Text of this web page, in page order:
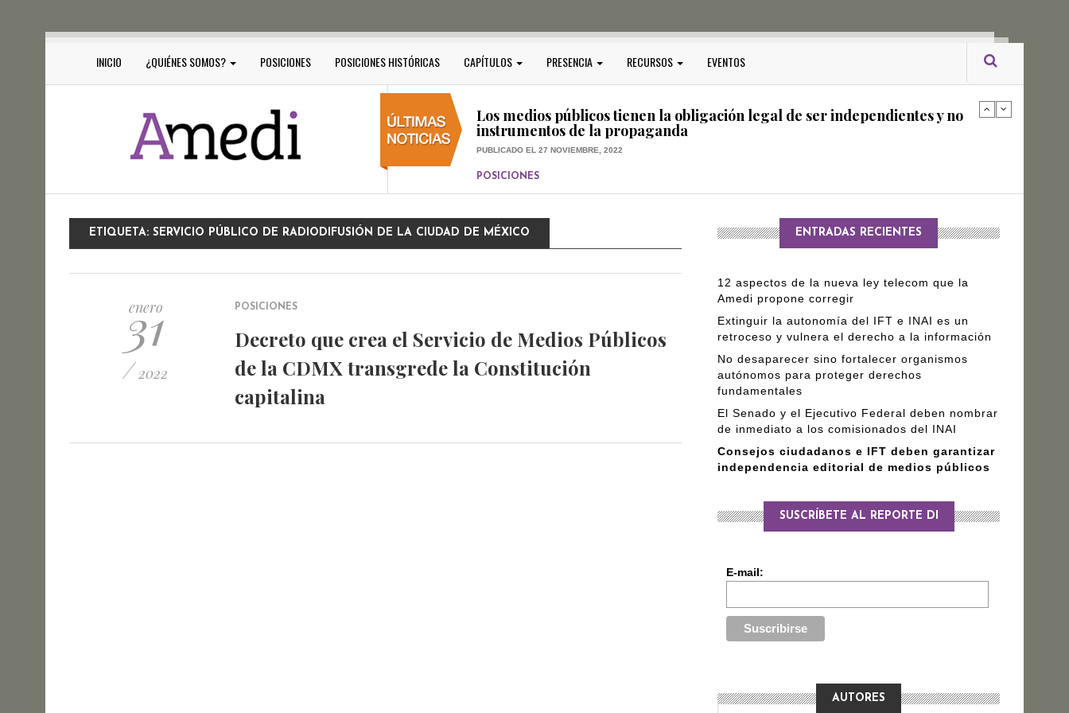
INICIO ¿QUIÉNES SOMOS? POSICIONES POSICIONES HISTÓRICAS CAPÍTULOS PRESENCIA RECURSOS EVENTOS
PUBLICADO EL 17 DICIEMBRE, 2022
Los medios públicos tienen la obligación legal de ser independientes y no
instrumentos de la propaganda
PUBLICADO EL 27 NOVIEMBRE, 2022
POSICIONES
Consejos ciudadanos e IFT deben garantizar independencia editorial de
PUBLICADO EL 5 ENERO, 2023
ETIQUETA: SERVICIO PÚBLICO DE RADIODIFUSIÓN DE LA CIUDAD DE MÉXICO
enero
31
/2022
POSICIONES
Decreto que crea el Servicio de Medios Públicos
de la CDMX transgrede la Constitución
capitalina
ENTRADAS RECIENTES
12 aspectos de la nueva ley telecom que la
Amedi propone corregir
Extinguir la autonomía del IFT e INAI es un
retroceso y vulnera el derecho a la información
No desaparecer sino fortalecer organismos
autónomos para proteger derechos
fundamentales
El Senado y el Ejecutivo Federal deben nombrar
de inmediato a los comisionados del INAI
Consejos ciudadanos e IFT deben garantizar
independencia editorial de medios públicos
SUSCRÍBETE AL REPORTE DI
E-mail:
AUTORES